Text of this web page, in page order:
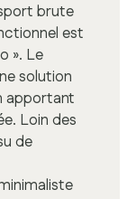
brute
est
». Le
solution
apportant
Loin des
de